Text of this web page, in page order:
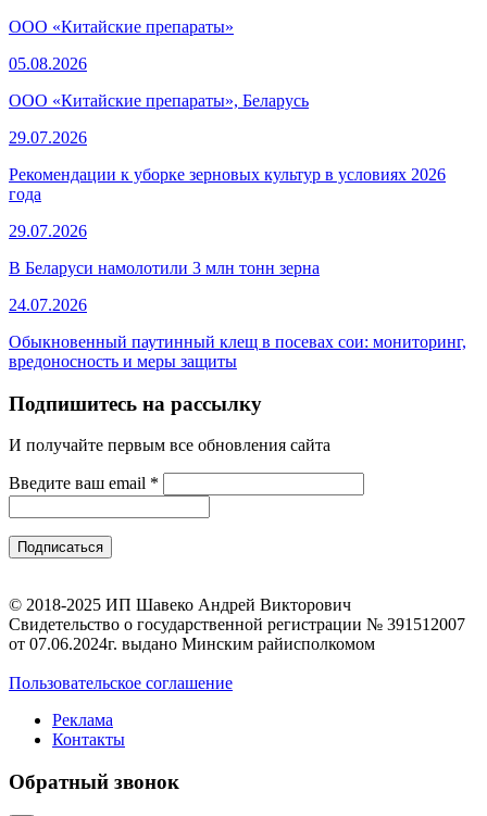
ООО «Китайские препараты»
05.08.2026
ООО «Китайские препараты», Беларусь
29.07.2026
Рекомендации к уборке зерновых культур в условиях 2026
года
29.07.2026
В Беларуси намолотили 3 млн тонн зерна
24.07.2026
Обыкновенный паутинный клещ в посевах сои: мониторинг,
вредоносность и меры защиты
Подпишитесь на рассылку
И получайте первым все обновления сайта
Введите ваш email *
© 2018-2025 ИП Шавеко Андрей Викторович
Свидетельство о государственной регистрации № 391512007
от 07.06.2024г. выдано Минским райисполкомом
Пользовательское соглашение
Реклама
Контакты
Обратный звонок